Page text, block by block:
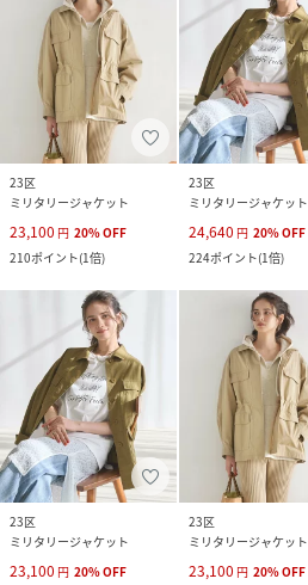
23区
ミリタリージャケット
23,100 円 20%OFF
210ポイント(1倍)
23区
ミリタリージャケット
24,640 円 20%OFF
224ポイント(1倍)
23区
ミリタリージャケット
23,100 円 20%OFF
23区
ミリタリージャケット
23,100 円 20%OFF